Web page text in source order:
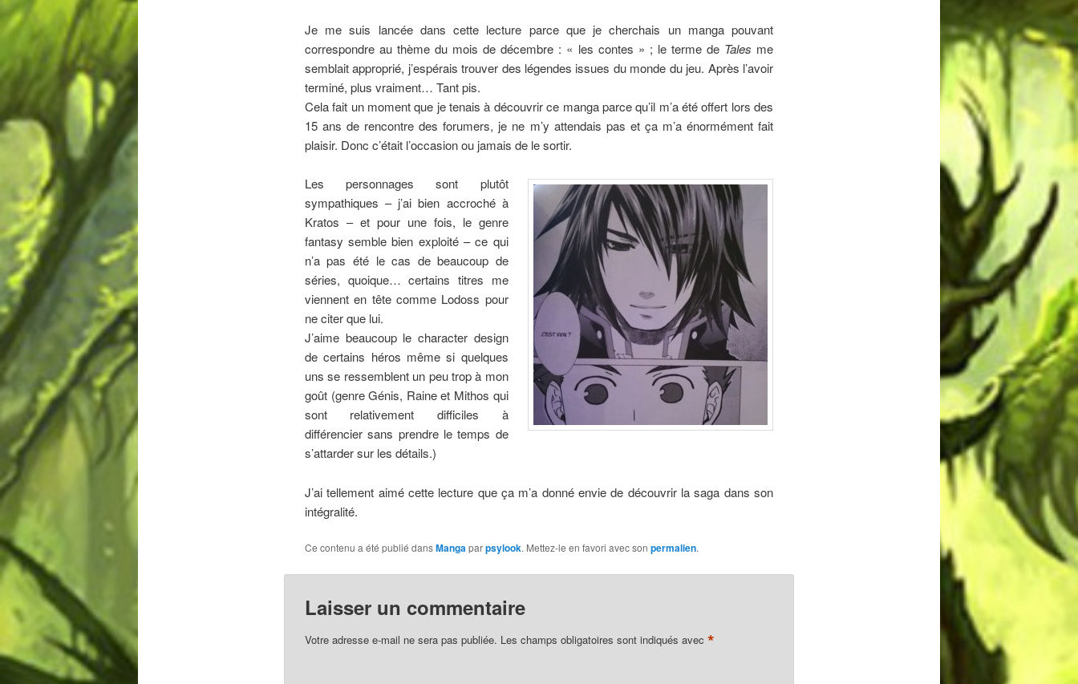
Je me suis lancée dans cette lecture parce que je cherchais un manga pouvant
correspondre au thème du mois de décembre : « les contes » ; le terme de Tales me
semblait approprié, j’espérais trouver des légendes issues du monde du jeu. Après l’avoir
terminé, plus vraiment… Tant pis.
Cela fait un moment que je tenais à découvrir ce manga parce qu’il m’a été offert lors des
15 ans de rencontre des forumers, je ne m’y attendais pas et ça m’a énormément fait
plaisir. Donc c’était l’occasion ou jamais de le sortir.
Les personnages sont plutôt
sympathiques – j’ai bien accroché à
Kratos – et pour une fois, le genre
fantasy semble bien exploité – ce qui
n’a pas été le cas de beaucoup de
séries, quoique… certains titres me
viennent en tête comme Lodoss pour
ne citer que lui.
J’aime beaucoup le character design
de certains héros même si quelques
uns se ressemblent un peu trop à mon
goût (genre Génis, Raine et Mithos qui
sont relativement difficiles à
différencier sans prendre le temps de
s’attarder sur les détails.)
J’ai tellement aimé cette lecture que ça m’a donné envie de découvrir la saga dans son
intégralité.
Ce contenu a été publié dansMangaparpsylook. Mettez-le en favori avec son permalien.
Laisser un commentaire
Votre adresse e-mail ne sera pas publiée. Les champs obligatoires sont indiqués avec *